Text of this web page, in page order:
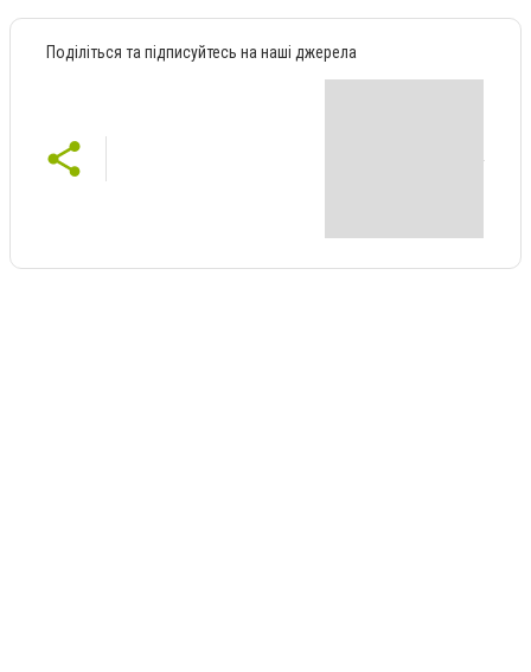
Поділіться та підписуйтесь на наші джерела